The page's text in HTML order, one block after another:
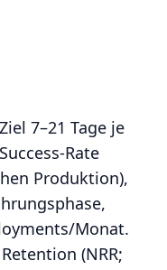
7–21 Tage je
Produktion),
Monat.
(NRR;